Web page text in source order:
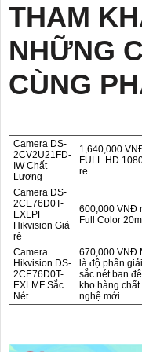
THAM
NHỮNG
CÙNG
Camera DS-
2CV2U21FD-
IW Chất
Lượng
1,640,000
FULL HD
re
Camera DS-
2CE76D0T-
EXLPF
Hikvision Giá
rẻ
600,000 VNĐ
Full Color
Camera
Hikvision DS-
2CE76D0T-
EXLMF Sắc
Nét
670,000 VNĐ
là độ phân
sắc nét ban
kho hàng
nghệ mới